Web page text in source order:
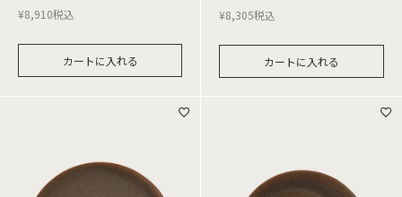
¥8,910税込
カートに入れる
¥8,305税込
カートに入れる